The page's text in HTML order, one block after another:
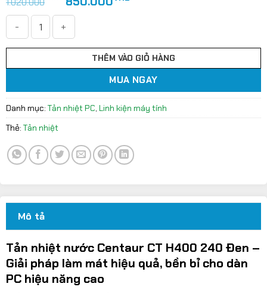
1.020.000
gốc
là:
1.020.000VND.
850.000VND.
THÊM VÀO GIỎ HÀNG
MUA NGAY
Danh mục: Tản nhiệt PC, Linh kiện máy tính
Thẻ: Tản nhiệt
Mô tả
Tản nhiệt nước Centaur CT H400 240 Đen –
Giải pháp làm mát hiệu quả, bền bỉ cho dàn
PC hiệu năng cao